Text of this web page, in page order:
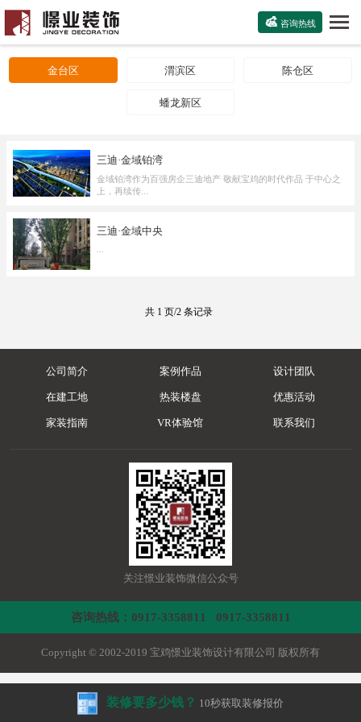
 咨询热线
金台区 渭滨区 陈仓区
蟠龙新区
三迪·金域铂湾
金域铂湾作为百强房企三迪地产 敬献宝鸡的时代作品 于中心之
上，再续传...
三迪·金域中央
共 1 页/2 条记录
公司简介 案例作品 设计团队
在建工地 热装楼盘 优惠活动
家装指南 VR体验馆 联系我们
关注憬业装饰微信公众号
咨询热线：0917-3358811 0917-3358811
Copyright © 2002-2019 宝鸡憬业装饰设计有限公司 版权所有
装修要多少钱？ 10秒获取装修报价